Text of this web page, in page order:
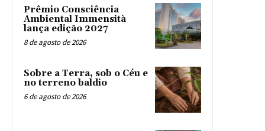
Prêmio Consciência
Ambiental Immensità
lança edição 2027
8 de agosto de 2026
Sobre a Terra, sob o Céu e
no terreno baldio
6 de agosto de 2026